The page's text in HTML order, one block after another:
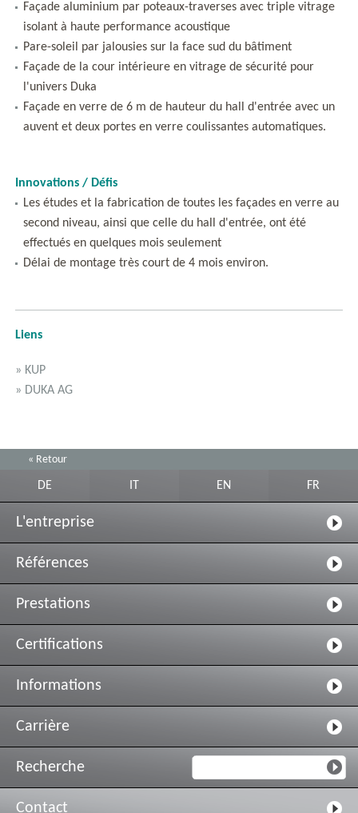
Façade aluminium par poteaux-traverses avec triple vitrage
isolant à haute performance acoustique
Pare-soleil par jalousies sur la face sud du bâtiment
Façade de la cour intérieure en vitrage de sécurité pour
l'univers Duka
Façade en verre de 6 m de hauteur du hall d'entrée avec un
auvent et deux portes en verre coulissantes automatiques.
Innovations / Défis
Les études et la fabrication de toutes les façades en verre au
second niveau, ainsi que celle du hall d'entrée, ont été
effectués en quelques mois seulement
Délai de montage très court de 4 mois environ.
Liens
» KUP
» DUKA AG
« Retour
DE EN FR
L'entreprise
Références
Prestations
Certifications
Informations
Carrière
Recherche
Contact